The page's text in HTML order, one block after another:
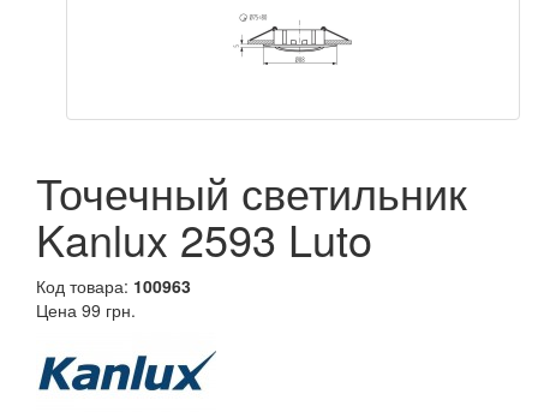
Точечный светильник
Kanlux 2593 Luto
Код товара: 100963
Цена 99 грн.